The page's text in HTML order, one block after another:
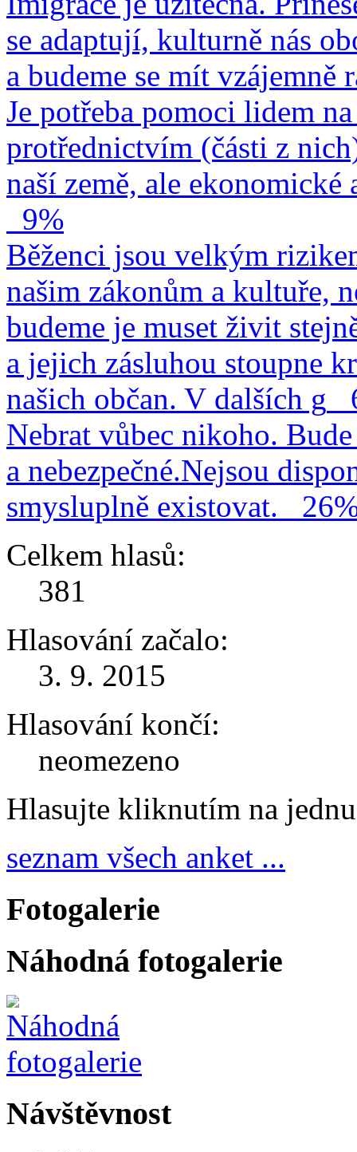
se adaptují, kulturně nás
a budeme se mít vzájemně
Je potřeba pomoci lidem
protřednictvím (části z
naší země, ale
9%
Běženci jsou velkým
našim zákonům a kultuře,
budeme je muset živit
a jejich zásluhou stoupne
našich občan. V dalších g
Nebrat vůbec nikoho.
a nebezpečné.Nejsou
smysluplně existovat.
Celkem hlasů:
381
Hlasování začalo:
3. 9. 2015
Hlasování končí:
neomezeno
Hlasujte kliknutím na
seznam všech anket ...
Fotogalerie
Náhodná fotogalerie
Návštěvnost